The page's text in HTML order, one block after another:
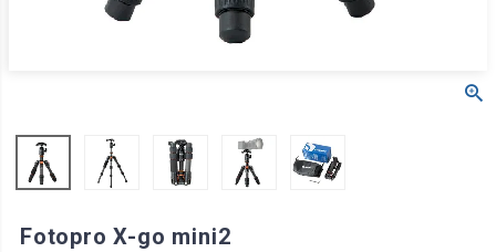
Fotopro X-go mini2